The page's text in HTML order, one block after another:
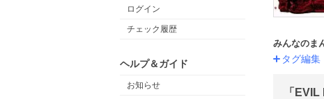
ログイン
チェック履歴
ヘルプ＆ガイド
お知らせ
みんなのま
タグ編集
「